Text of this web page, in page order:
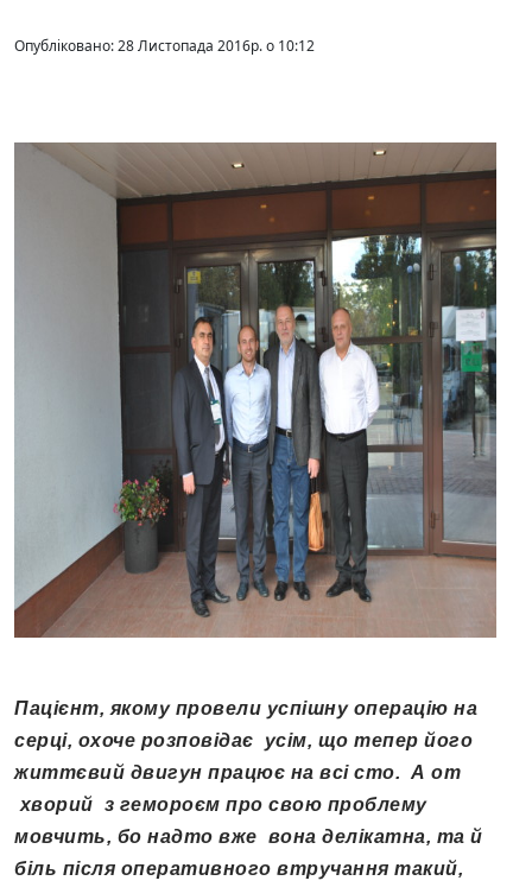
Опубліковано: 28 Листопада 2016р. о 10:12
Пацієнт, якому провели успішну операцію на
серці, охоче розповідає усім, що тепер його
життєвий двигун працює на всі сто. А от
хворий з гемороєм про свою проблему
мовчить, бо надто вже вона делікатна, та й
біль після оперативного втручання такий,